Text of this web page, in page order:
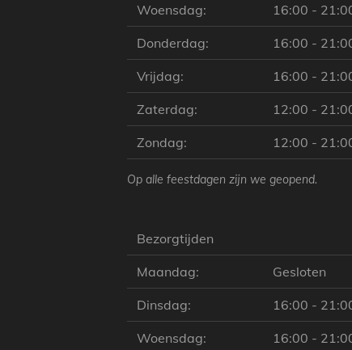
Woensdag: 16:00 -
Donderdag: 16:00 -
Vrijdag: 16:00 -
Zaterdag: 12:00 -
Zondag: 12:00 -
Op alle feestdagen zijn we geopend.
Bezorgtijden
Maandag: Gesloten
Dinsdag: 16:00 -
Woensdag: 16:00 -